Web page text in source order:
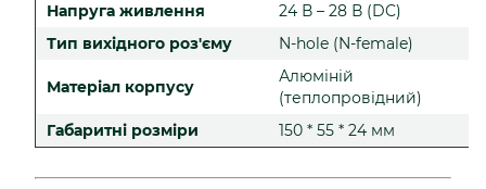
Напруга живлення
24 В – 28 В (DC)
Тип вихідного роз'єму
N-hole (N-female)
Матеріал корпусу
Алюміній
(теплопровідний)
Габаритні розміри
150 * 55 * 24 мм